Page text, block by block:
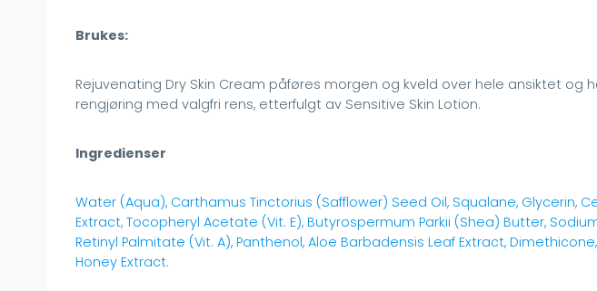
Brukes:
Rejuvenating Dry Skin Cream påføres morgen og kveld over hele ansiktet og
rengjøring med valgfri rens, etterfulgt av Sensitive Skin Lotion.
Ingredienser
Water (Aqua), Carthamus Tinctorius (Safflower) Seed Oil, Squalane, Glycerin,
Extract, Tocopheryl Acetate (Vit. E), Butyrospermum Parkii (Shea) Butter,
Retinyl Palmitate (Vit. A), Panthenol, Aloe Barbadensis Leaf Extract,
Honey Extract.